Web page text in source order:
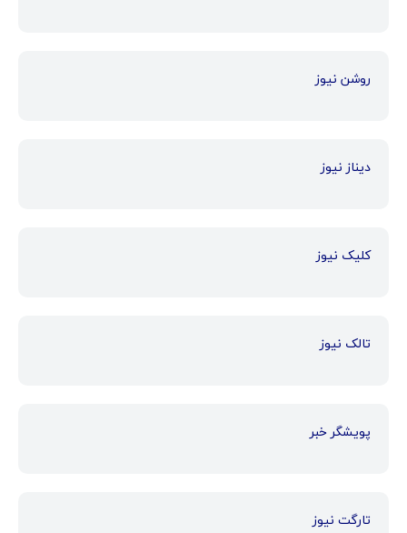
روشن نیوز
دیناز نیوز
کلیک نیوز
تالک نیوز
پویشگر خبر
تارگت نیوز